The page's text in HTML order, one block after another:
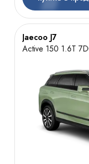
Jaecoo J7
Active 150 1.6T